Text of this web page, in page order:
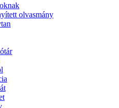
olvasmány